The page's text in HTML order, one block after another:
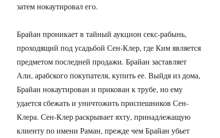
затем нокаутировал его.
Брайан проникает в тайный аукцион секс-рабынь,
проходящий под усадьбой Сен-Клер, где Ким является
предметом последней продажи. Брайан заставляет
Али, арабского покупателя, купить ее. Выйдя из дома,
Брайан нокаутирован и прикован к трубе, но ему
удается сбежать и уничтожить приспешников Сен-
Клера. Сен-Клер раскрывает яхту, принадлежащую
клиенту по имени Раман, прежде чем Брайан убьет